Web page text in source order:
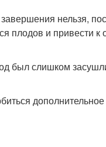
нельзя,
плодов и привести
был слишком